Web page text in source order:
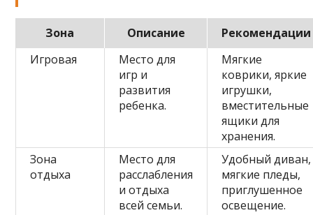
Зона Описание
Рекомендации
Игровая
Место для
игр и
развития
ребенка.
Мягкие
коврики, яркие
игрушки,
вместительные
ящики для
хранения.
Зона
отдыха
Место для
расслабления
и отдыха
всей семьи.
Удобный диван,
мягкие пледы,
приглушенное
освещение.